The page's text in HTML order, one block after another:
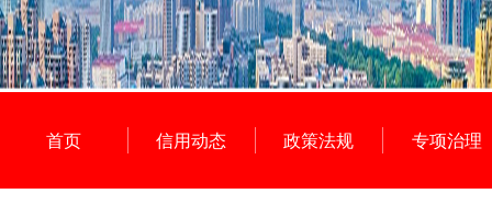
首页 信用动态 政策法规 专项治理